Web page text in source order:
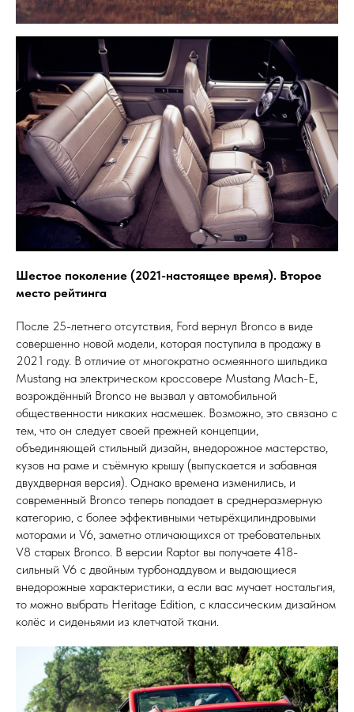
Шестое поколение (2021-настоящее время). Второе
место рейтинга
После 25-летнего отсутствия, Ford вернул Bronco в виде
совершенно новой модели, которая поступила в продажу в
2021 году. В отличие от многократно осмеянного шильдика
Mustang на электрическом кроссовере Mustang Mach-E,
возрождённый Bronco не вызвал у автомобильной
общественности никаких насмешек. Возможно, это связано с
тем, что он следует своей прежней концепции,
объединяющей стильный дизайн, внедорожное мастерство,
кузов на раме и съёмную крышу (выпускается и забавная
двухдверная версия). Однако времена изменились, и
современный Bronco теперь попадает в среднеразмерную
категорию, с более эффективными четырёхцилиндровыми
моторами и V6, заметно отличающихся от требовательных
V8 старых Bronco. В версии Raptor вы получаете 418-
сильный V6 с двойным турбонаддувом и выдающиеся
внедорожные характеристики, а если вас мучает ностальгия,
то можно выбрать Heritage Edition, с классическим дизайном
колёс и сиденьями из клетчатой ткани.